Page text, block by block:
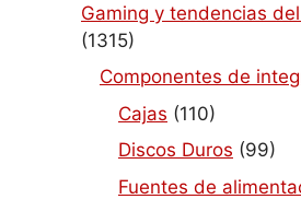
Gaming y tendencias
(1315)
Componentes de
Cajas (110)
Discos Duros (99)
Fuentes de